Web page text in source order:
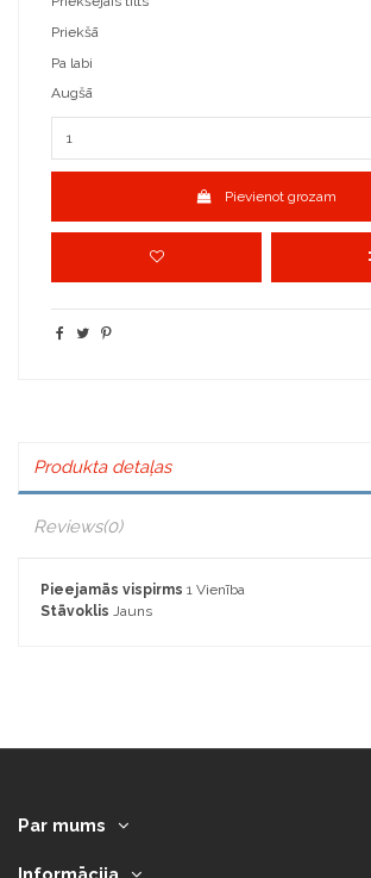
Priekšā
Pa labi
Augšā
Pievienot grozam
Produkta detaļas
Reviews(0)
Pieejamās vispirms 1 Vienība
Stāvoklis Jauns
Par mums
Informācija